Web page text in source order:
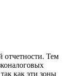
отчетности. Тем
как эти зоны